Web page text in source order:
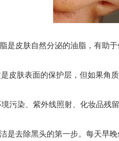
是皮肤自然分泌的油脂，有助
皮肤表面的保护层，但如果角
污染、紫外线照射、化妆品残
是去除黑头的第一步。每天早